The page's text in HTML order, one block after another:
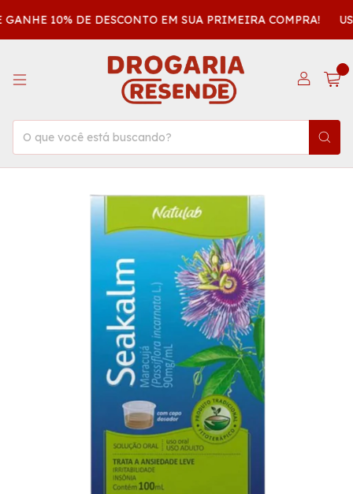
10% DE DESCONTO EM SUA PRIMEIRA COMPRA!